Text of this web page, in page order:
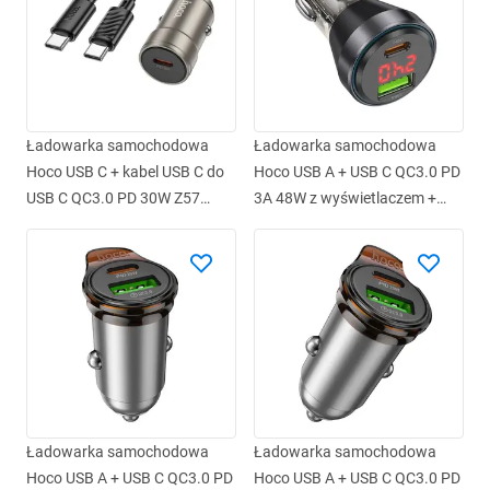
Ładowarka samochodowa
Hoco USB C + kabel USB C do
USB C QC3.0 PD 30W Z57
Ładowarka samochodowa
Hoco USB A + USB C QC3.0 PD
3A 48W z wyświetlaczem +
NZ12B transparentna czarna
Ładowarka samochodowa
Hoco USB A + USB C QC3.0 PD
Ładowarka samochodowa
Hoco USB A + USB C QC3.0 PD